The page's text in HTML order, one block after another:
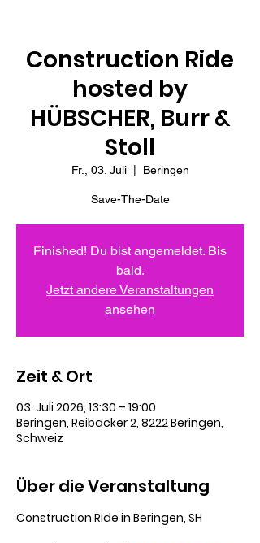
Construction Ride
hosted by
HÜBSCHER, Burr &
Stoll
Fr., 03. Juli
  |
Beringen
Save-The-Date
Finished! Du bist angemeldet. Bis
bald.
Jetzt andere Veranstaltungen
ansehen
Zeit & Ort
03. Juli 2026, 13:30 – 19:00
Beringen, Reibacker 2, 8222 Beringen,
Schweiz
Über die Veranstaltung
Construction Ride in Beringen, SH